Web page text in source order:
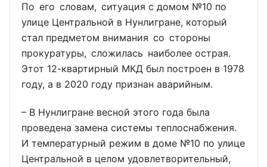
По его словам, ситуация с домом №10 по
улице Центральной в Нунлигране, который
стал предметом внимания со стороны
прокуратуры, сложилась наиболее острая.
Этот 12-квартирный МКД был построен в 1978
году, а в 2020 году признан аварийным.
– В Нунлигране весной этого года была
проведена замена системы теплоснабжения.
И температурный режим в доме №10 по улице
Центральной в целом удовлетворительный,